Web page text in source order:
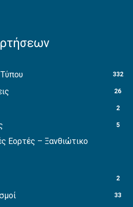
332
26
2
5
Εορτές – Ξανθιώτικο
2
33